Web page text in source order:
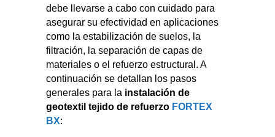
debe llevarse a cabo con cuidado para
asegurar su efectividad en aplicaciones
como la estabilización de suelos, la
filtración, la separación de capas de
materiales o el refuerzo estructural. A
continuación se detallan los pasos
generales para la instalación de
geotextil tejido de refuerzo FORTEX
BX: